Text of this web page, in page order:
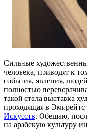
Сильные
человека, приводят к
события, явления,
полностью
такой стала выставка
проходящая в Эмирейтс
Искусств. Обещаю,
на арабскую культуру